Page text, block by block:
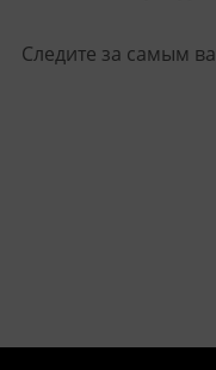
Следите за самым